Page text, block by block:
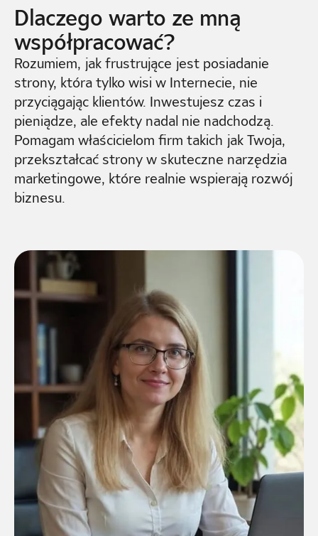
Dlaczego warto ze mną
współpracować?
Rozumiem, jak frustrujące jest posiadanie
strony, która tylko wisi w Internecie, nie
przyciągając klientów. Inwestujesz czas i
pieniądze, ale efekty nadal nie nadchodzą.
Pomagam właścicielom firm takich jak Twoja,
przekształcać strony w skuteczne narzędzia
marketingowe, które realnie wspierają rozwój
biznesu.